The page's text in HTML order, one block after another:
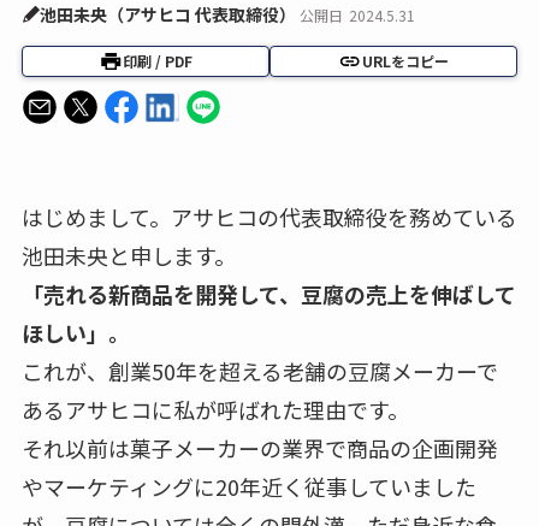
池田未央（アサヒコ 代表取締役） 公開日 2024.5.31
印刷 / PDF URLをコピー
はじめまして。アサヒコの代表取締役を務めている
池田未央と申します。
「売れる新商品を開発して、豆腐の売上を伸ばして
ほしい」。
これが、創業50年を超える老舗の豆腐メーカーで
あるアサヒコに私が呼ばれた理由です。
それ以前は菓子メーカーの業界で商品の企画開発
やマーケティングに20年近く従事していました